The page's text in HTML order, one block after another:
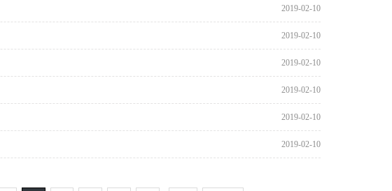
2019-02-10
2019-02-10
2019-02-10
2019-02-10
2019-02-10
2019-02-10